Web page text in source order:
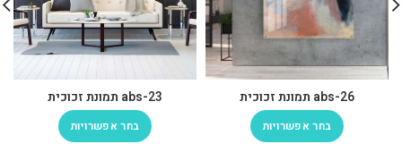
abs-26 תמונת זכוכית
בחר אפשרויות
abs-23 תמונת זכוכית
בחר אפשרויות